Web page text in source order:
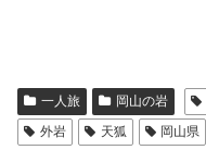
一人旅 岡山の岩
外岩
天狐 岡山県